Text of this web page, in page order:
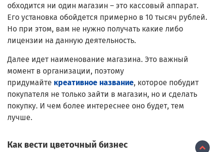
обходится ни один магазин – это кассовый аппарат.
Его установка обойдется примерно в 10 тысяч рублей.
Но при этом, вам не нужно получать какие либо
лицензии на данную деятельность.
Далее идет наименование магазина. Это важный
момент в организации, поэтому
придумайте креативное название, которое побудит
покупателя не только зайти в магазин, но и сделать
покупку. И чем более интереснее оно будет, тем
лучше.
Как вести цветочный бизнес